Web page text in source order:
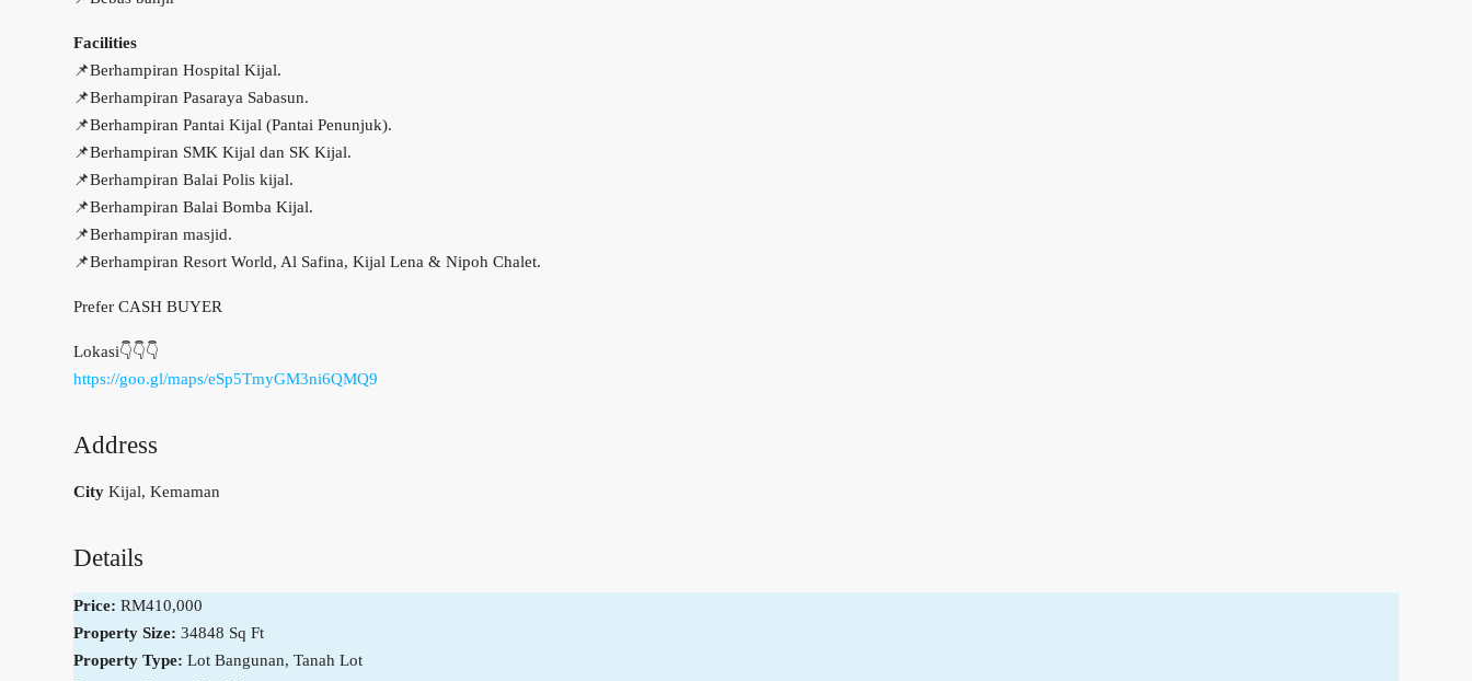
Facilities
📌Berhampiran Hospital Kijal.
📌Berhampiran Pasaraya Sabasun.
📌Berhampiran Pantai Kijal (Pantai Penunjuk).
📌Berhampiran SMK Kijal dan SK Kijal.
📌Berhampiran Balai Polis kijal.
📌Berhampiran Balai Bomba Kijal.
📌Berhampiran masjid.
📌Berhampiran Resort World, Al Safina, Kijal Lena & Nipoh Chalet.
Prefer CASH BUYER
Lokasi👇👇👇
https://goo.gl/maps/eSp5TmyGM3ni6QMQ9
Address
City Kijal, Kemaman
Details
Price: RM410,000
Property Size: 34848 Sq Ft
Property Type: Lot Bangunan, Tanah Lot